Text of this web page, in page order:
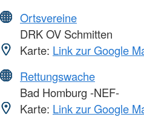
Ortsvereine
DRK OV Schmitten
Karte: Link zur Google
Rettungswache
Bad Homburg -NEF-
Karte: Link zur Google